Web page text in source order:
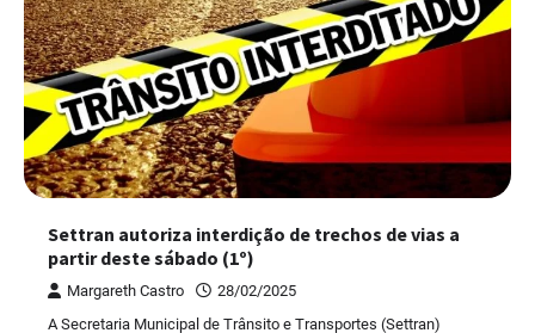
Settran autoriza interdição de trechos de vias a
partir deste sábado (1º)
Margareth Castro
28/02/2025
A Secretaria Municipal de Trânsito e Transportes (Settran)